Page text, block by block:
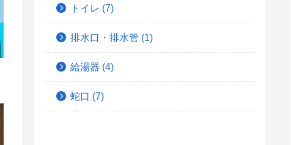
トイレ (7)
排水口・排水管 (1)
給湯器 (4)
蛇口 (7)